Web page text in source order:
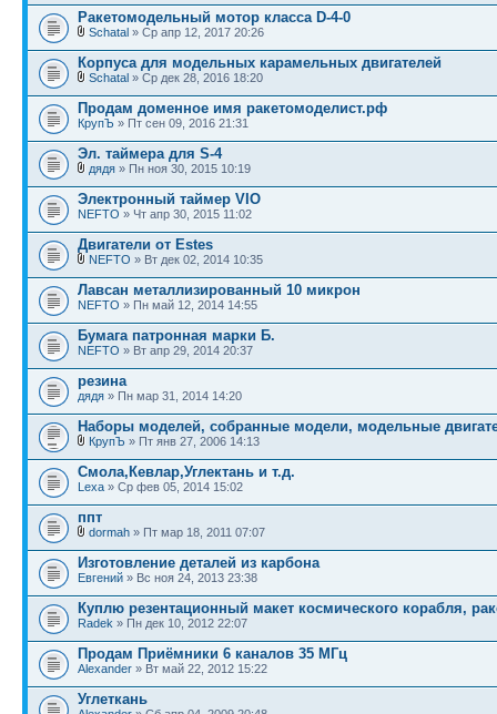
Ракетомодельный мотор класса D-4-0
Schatal » Ср апр 12, 2017 20:26
Корпуса для модельных карамельных двигателей
Schatal » Ср дек 28, 2016 18:20
Продам доменное имя ракетомоделист.рф
КрупЪ » Пт сен 09, 2016 21:31
Эл. таймера для S-4
дядя » Пн ноя 30, 2015 10:19
Электронный таймер VIO
NEFTO » Чт апр 30, 2015 11:02
Двигатели от Estes
NEFTO » Вт дек 02, 2014 10:35
Лавсан металлизированный 10 микрон
NEFTO » Пн май 12, 2014 14:55
Бумага патронная марки Б.
NEFTO » Вт апр 29, 2014 20:37
резина
дядя » Пн мар 31, 2014 14:20
Наборы моделей, собранные модели, модельные
КрупЪ » Пт янв 27, 2006 14:13
Смола,Кевлар,Углектань и т.д.
Lexa » Ср фев 05, 2014 15:02
ппт
dormah » Пт мар 18, 2011 07:07
Изготовление деталей из карбона
Евгений » Вс ноя 24, 2013 23:38
Куплю резентационный макет космического корабля,
Radek » Пн дек 10, 2012 22:07
Продам Приёмники 6 каналов 35 МГц
Alexander » Вт май 22, 2012 15:22
Углеткань